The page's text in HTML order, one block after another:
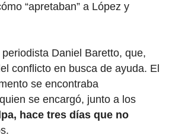
“apretaban” a López y
Daniel Baretto, que,
conflicto en busca de ayuda. El
se encontraba
quien se encargó, junto a los
hace tres días que no